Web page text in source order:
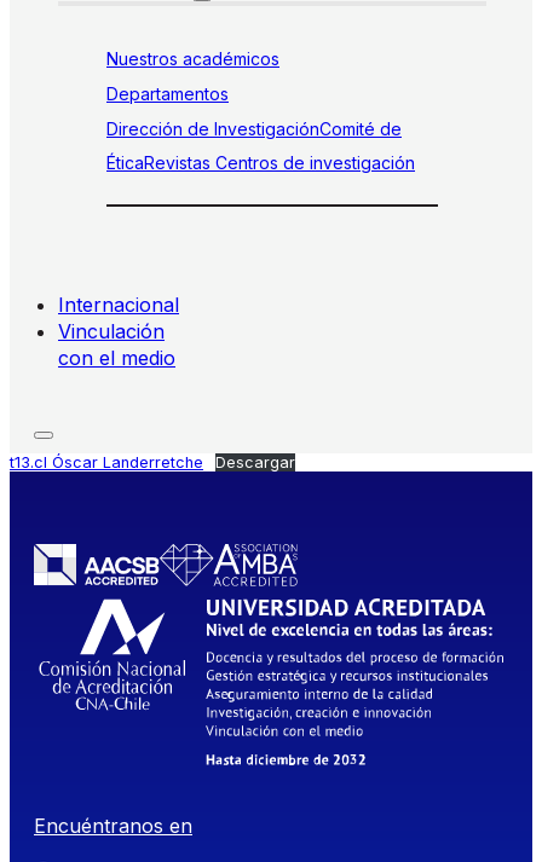
Nuestros académicos
Departamentos
Dirección de InvestigaciónComité de
ÉticaRevistas Centros de investigación
Internacional
Vinculación
con el medio
t13.cl Óscar Landerretche Descargar
Encuéntranos en